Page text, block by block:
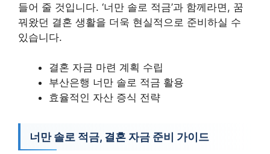
들어 줄 것입니다. ‘너만 솔로 적금’과 함께라면, 꿈
꿔왔던 결혼 생활을 더욱 현실적으로 준비하실 수
있습니다.
결혼 자금 마련 계획 수립
부산은행 너만 솔로 적금 활용
효율적인 자산 증식 전략
너만 솔로 적금, 결혼 자금 준비 가이드